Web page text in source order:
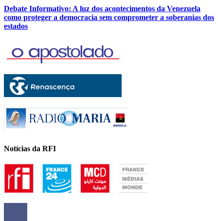
Debate Informativo: A luz dos acontecimentos da Venezuela
como proteger a democracia sem comprometer a soberanias dos
estados
Notícias da RFI